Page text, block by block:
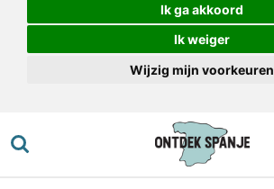
Ik ga akkoord
Ik weiger
Wijzig mijn voorkeuren